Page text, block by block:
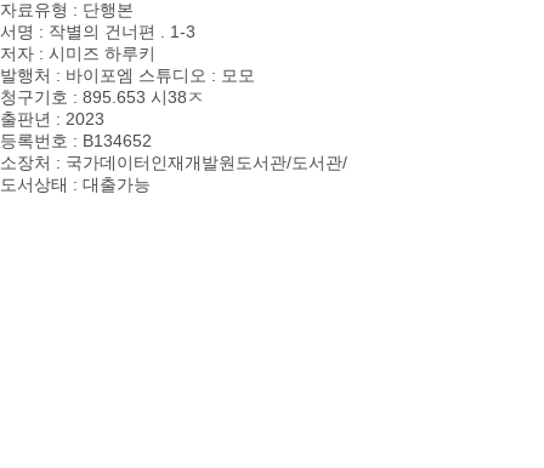
자료유형 : 단행본
서명 : 작별의 건너편 . 1-3
저자 : 시미즈 하루키
발행처 : 바이포엠 스튜디오 : 모모
청구기호 : 895.653 시38ㅈ
출판년 : 2023
등록번호 : B134652
소장처 : 국가데이터인재개발원도서관/도서관/
도서상태 : 대출가능